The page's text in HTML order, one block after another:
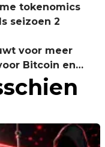
tokenomics
seizoen 2
voor meer
Bitcoin en